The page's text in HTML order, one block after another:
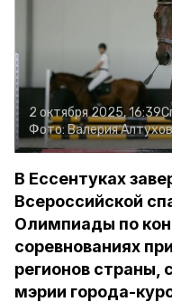
2 октября 2025, 16:39
Фото: Валерия
В Ессентуках
Всероссийской
Олимпиады по
соревнованиях
регионов страны,
мэрии города-